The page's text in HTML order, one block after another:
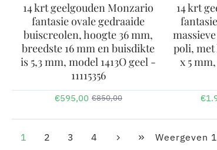
14 krt geelgouden Monzario
fantasie ovale gedraaide
buiscreolen, hoogte 36 mm,
breedste 16 mm en buisdikte
is 5,3 mm, model 1413O geel -
11115356
€595,00 €850,00
14 krt
poli, met
x 5
1 2 3 4 Weergeven